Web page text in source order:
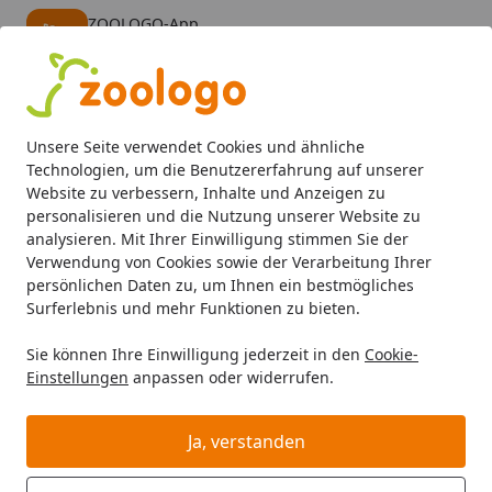
Unsere Seite verwendet Cookies und ähnliche
Technologien, um die Benutzererfahrung auf unserer
Website zu verbessern, Inhalte und Anzeigen zu
personalisieren und die Nutzung unserer Website zu
analysieren. Mit Ihrer Einwilligung stimmen Sie der
Verwendung von Cookies sowie der Verarbeitung Ihrer
persönlichen Daten zu, um Ihnen ein bestmögliches
Surferlebnis und mehr Funktionen zu bieten.
Sie können Ihre Einwilligung jederzeit in den Cookie-
Einstellungen anpassen oder widerrufen.
Ja, verstanden
ZOOLOGO-App
Alle Produkte
Mein Konto
Suchen
Startseite
Aquaristik Aquarienpflege Wasseraufbereiter fürs
EasyLife Kalium-Potassium (500 ml)